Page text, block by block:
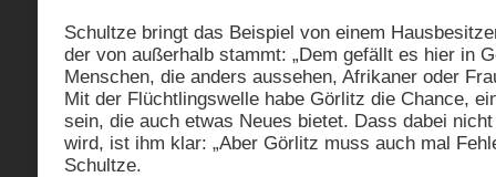
Schultze bringt das Beispiel von einem
der von außerhalb stammt: „Dem gefällt es hier in
Menschen, die anders aussehen, Afrikaner oder
Mit der Flüchtlingswelle habe Görlitz die Chance,
sein, die auch etwas Neues bietet. Dass dabei
wird, ist ihm klar: „Aber Görlitz muss auch mal
Schultze.